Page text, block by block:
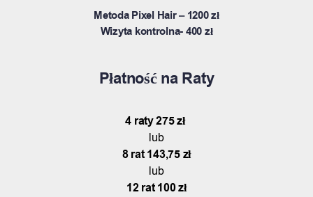
Metoda Pixel Hair – 1200 zł
Wizyta kontrolna- 400 zł
Płatność na Raty
4 raty 275 zł
lub
8 rat 143,75 zł
lub
12 rat 100 zł